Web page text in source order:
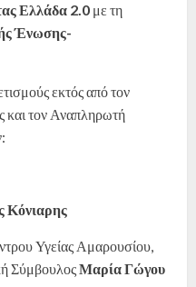
Ελλάδα 2.0 με τη
Ένωσης-
εκτός από τον
και τον Αναπληρωτή
Κόνιαρης
Υγείας Αμαρουσίου,
ΣύμβουλοςΜαρία Γώγου